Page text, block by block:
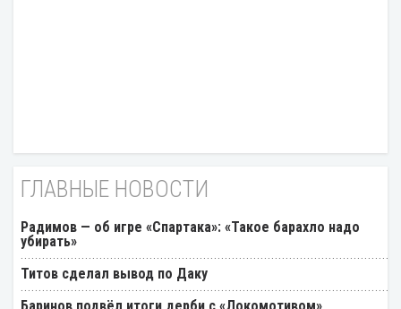
ГЛАВНЫЕ НОВОСТИ
Радимов — об игре «Спартака»: «Такое барахло надо
убирать»
Титов сделал вывод по Даку